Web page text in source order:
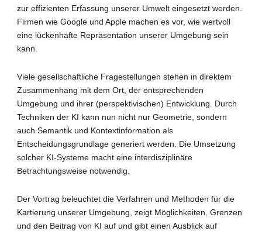
zur effizienten Erfassung unserer Umwelt eingesetzt werden.
Firmen wie Google und Apple machen es vor, wie wertvoll
eine lückenhafte Repräsentation unserer Umgebung sein
kann.
Viele gesellschaftliche Fragestellungen stehen in direktem
Zusammenhang mit dem Ort, der entsprechenden
Umgebung und ihrer (perspektivischen) Entwicklung. Durch
Techniken der KI kann nun nicht nur Geometrie, sondern
auch Semantik und Kontextinformation als
Entscheidungsgrundlage generiert werden.
Die Umsetzung
solcher KI-Systeme macht eine interdisziplinäre
Betrachtungsweise notwendig.
Der Vortrag beleuchtet die Verfahren und Methoden für die
Kartierung unserer Umgebung, zeigt Möglichkeiten, Grenzen
und den Beitrag von KI auf und gibt einen Ausblick auf